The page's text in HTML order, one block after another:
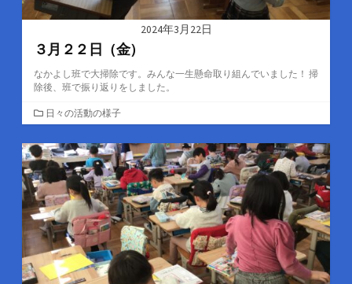
2024年3月22日
３月２２日（金）
なかよし班で大掃除です。みんな一生懸命取り組んでいました！ 掃
除後、班で振り返りをしました。
カ
テ
ゴ
リ
ー
日々の活動の様子